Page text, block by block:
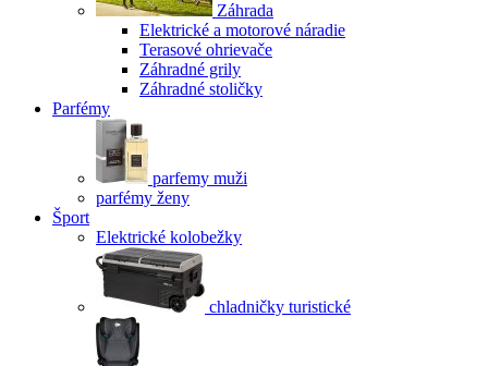
Záhrada
Elektrické a motorové náradie
Terasové ohrievače
Záhradné grily
Záhradné stoličky
Parfémy
parfemy muži
parfémy ženy
Šport
Elektrické kolobežky
chladničky turistické